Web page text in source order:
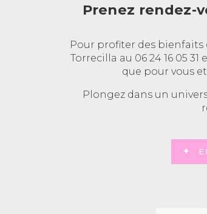
Prenez rendez-
Pour profiter des bienfaits
Torrecilla au 06 24 16 05
que pour vous
Plongez dans un